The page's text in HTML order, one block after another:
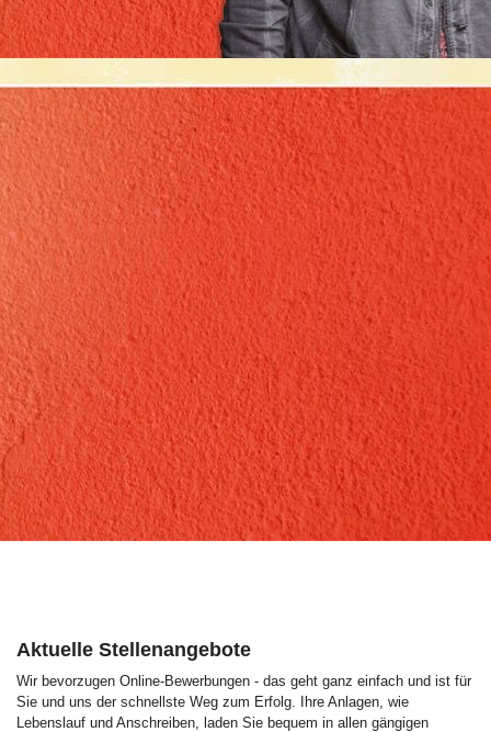
Aktuelle Stellenangebote
Wir bevorzugen Online-Bewerbungen - das geht ganz einfach und ist für
Sie und uns der schnellste Weg zum Erfolg. Ihre Anlagen, wie
Lebenslauf und Anschreiben, laden Sie bequem in allen gängigen